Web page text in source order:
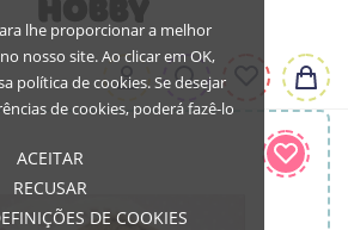
lhe proporcionar a melhor
nosso site. Ao clicar em OK,
política de cookies. Se desejar
de cookies, poderá fazê-lo
ACEITAR
RECUSAR
DE COOKIES